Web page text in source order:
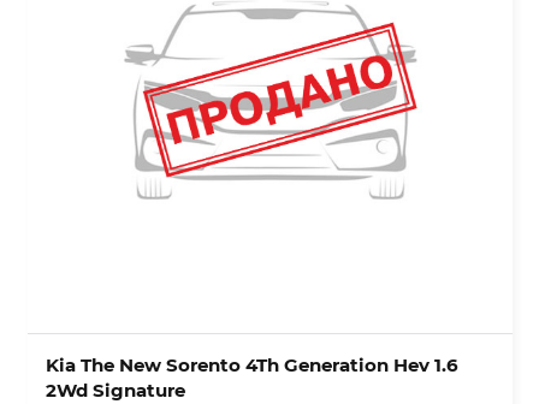
Kia The New Sorento 4Th Generation Hev 1.6
2Wd Signature